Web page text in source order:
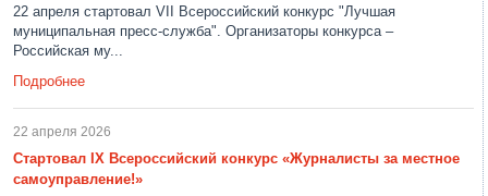
22 апреля стартовал VII Всероссийский конкурс "Лучшая
муниципальная пресс-служба". Организаторы конкурса –
Российская му...
Подробнее
22 апреля 2026
Стартовал IX Всероссийский конкурс «Журналисты за местное
самоуправление!»